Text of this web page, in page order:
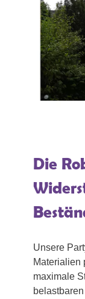
Die
Unsere
Materialien
maximale